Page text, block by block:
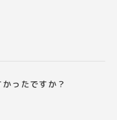
ったですか？